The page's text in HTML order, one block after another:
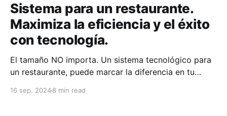
Sistema para un restaurante.
Maximiza la eficiencia y el éxito
con tecnología.
El tamaño NO importa. Un sistema tecnológico para
un restaurante, puede marcar la diferencia en tu
16 sep. 20248 min read